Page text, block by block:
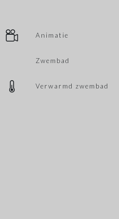
Animatie
Zwembad
Verwarmd zwembad